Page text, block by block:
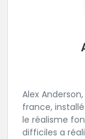
Alex
france, installé sur Nice, 2 rue
le réalisme
difficiles a